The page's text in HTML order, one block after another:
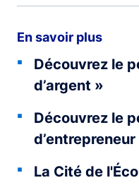
En savoir plus
Découvrez le
d’argent »
Découvrez le
d’entrepreneur
La Cité de